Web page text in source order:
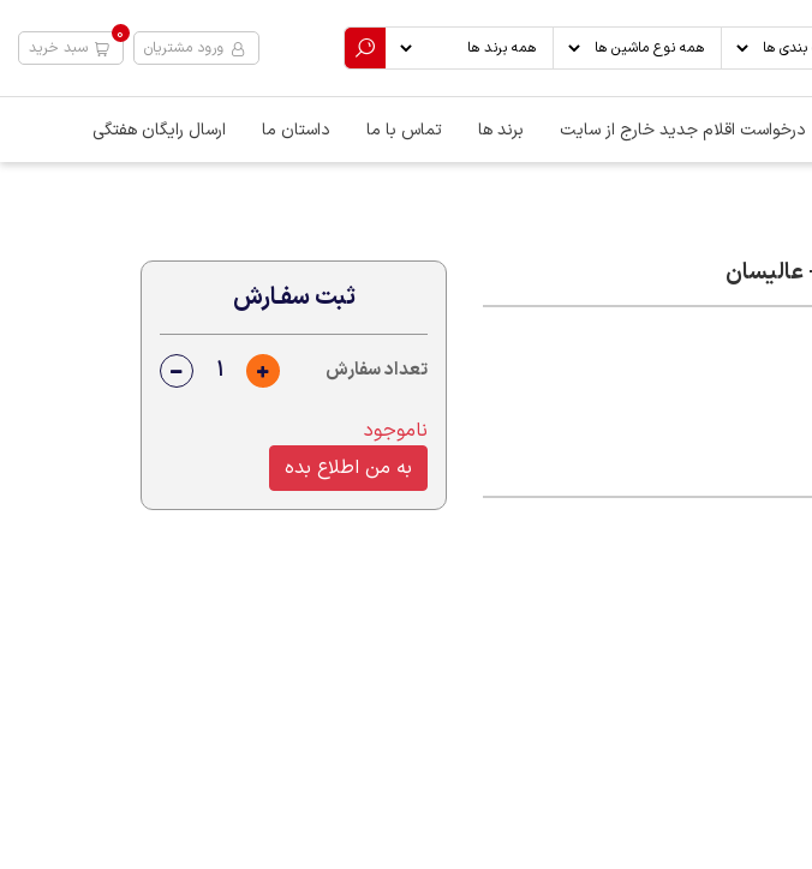
ورود مشتریان
0
سبد خرید
درخواست اقلام جدید خارج از سایت برند ها تماس با ما داستان ما ارسال رایگان هفتگی
عالیسان
ثبت سفـارش
تعداد سفارش
ناموجود
به من اطلاع بده